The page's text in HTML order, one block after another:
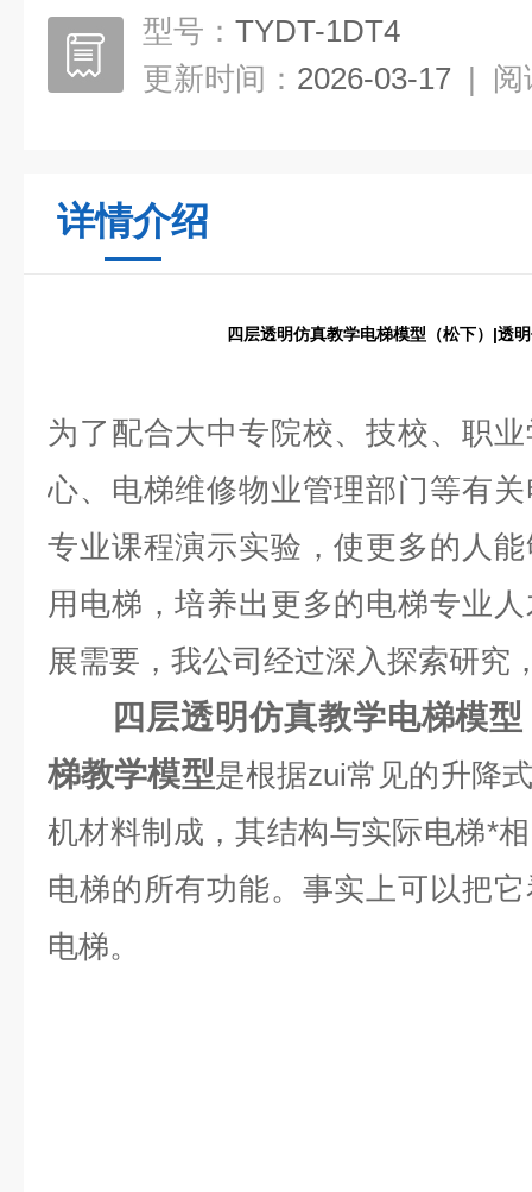
型号： TYDT-1DT4
更新时间： 2026-03-17 | 阅
详情介绍
四层透明仿真教学电梯模型（松下）|透
为了配合大中专院校、技校、职
心、电梯维修物业管理部门等有
专业课程演示实验，使更多的人
用电梯，培养出更多的电梯专业
展需要，我公司经过深入探索研究
四层透明仿真教学电梯模
梯教学模型是根据zui常见的升降
机材料制成，其结构与实际电梯*
电梯的所有功能。事实上可以把
电梯。